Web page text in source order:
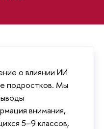
о влиянии ИИ
подростков. Мы
внимания,
5–9 классов,